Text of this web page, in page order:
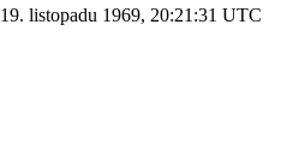
19. listopadu 1969, 20:21:31 UTC